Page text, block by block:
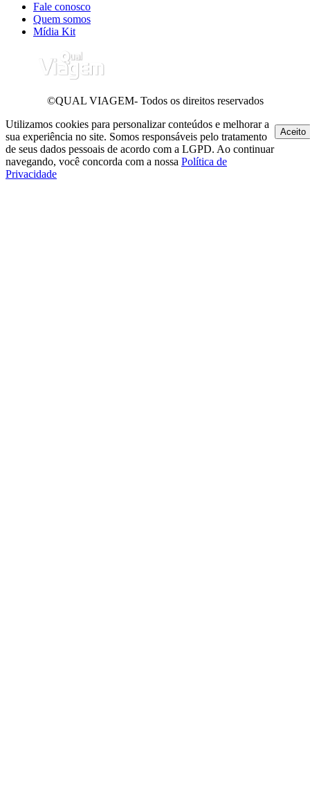
Fale conosco
Quem somos
Mídia Kit
©QUAL VIAGEM- Todos os direitos reservados
Utilizamos cookies para personalizar conteúdos e melhorar a
sua experiência no site. Somos responsáveis pelo tratamento
de seus dados pessoais de acordo com a LGPD. Ao continuar
navegando, você concorda com a nossa Política de
Privacidade
Aceito